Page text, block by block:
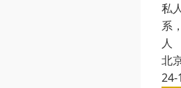
私
系
人
北
24-